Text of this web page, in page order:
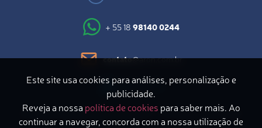
+ 55 18 98140 0244
contato@aron.com.br
Avenida Coronel Marcondes, 871 – 2º Andar | Bairro do
Este site usa cookies para análises, personalização e
publicidade.
Reveja a nossa política de cookies para saber mais. Ao
continuar a navegar, concorda com a nossa utilização de